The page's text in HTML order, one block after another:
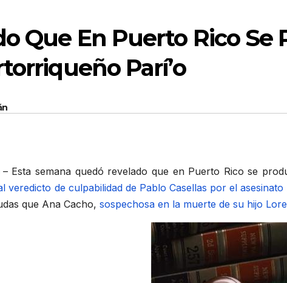
Que En Puerto Rico Se
Parí’o
Esta semana quedó revelado que en Puerto Rico se
veredicto de culpabilidad de Pablo Casellas por el asesinato
que Ana Cacho, sospechosa en la muerte de su hijo